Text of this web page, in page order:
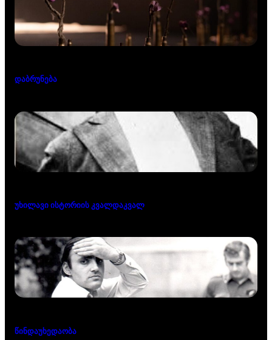
დაბრუნება
უხილავი ისტორიის კვალდაკვალ
წინდაუხედაობა